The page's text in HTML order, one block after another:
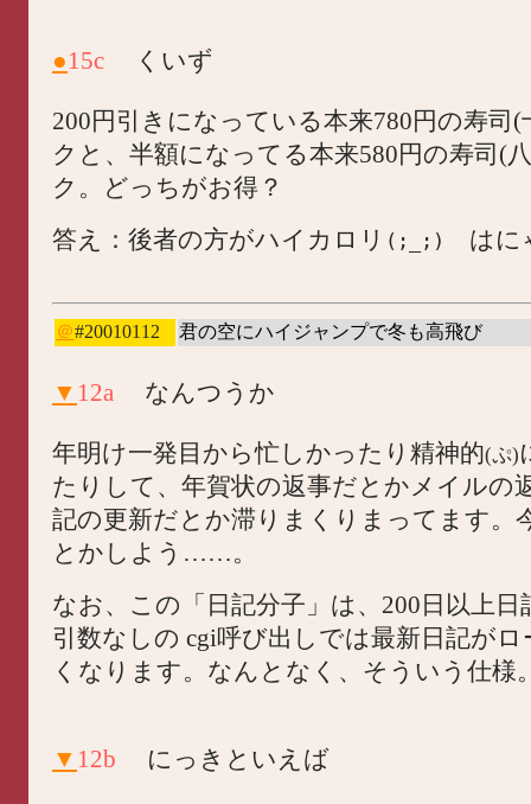
●15c くいず
200円引きになっている本来780円の寿司(
クと、半額になってる本来580円の寿司(
ク。どっちがお得？
答え：後者の方がハイカロリ (;_;) はに
＠#20010112 君の空にハイジャンプで冬も高飛び
▼ 12a なんつうか
年明け一発目から忙しかったり精神的(ぷ)
たりして、年賀状の返事だとかメイルの
記の更新だとか滞りまくりまってます。
とかしよう……。
なお、この「日記分子」は、200日以上
引数なしの cgi呼び出しでは最新日記が
くなります。なんとなく、そういう仕様
▼ 12b にっきといえば